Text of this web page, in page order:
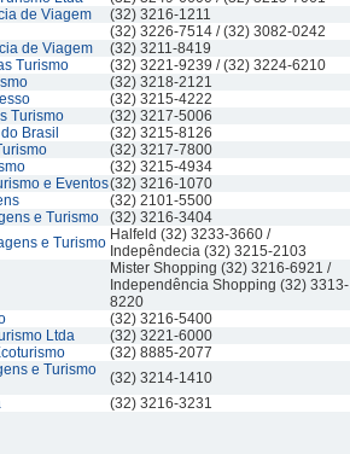
de Viagem
(32) 3216-1211
(32) 3226-7514 / (32) 3082-0242
de Viagem
(32) 3211-8419
Turismo
(32) 3221-9239 / (32) 3224-6210
(32) 3218-2121
(32) 3215-4222
Turismo
(32) 3217-5006
Brasil
(32) 3215-8126
(32) 3217-7800
(32) 3215-4934
e Eventos(32) 3216-1070
(32) 2101-5500
e Turismo
(32) 3216-3404
e Turismo Halfeld (32) 3233-3660 /
Indepêndecia (32) 3215-2103
Mister Shopping (32) 3216-6921 /
Independência Shopping (32) 3313-
8220
(32) 3216-5400
Ltda
(32) 3221-6000
(32) 8885-2077
e Turismo
(32) 3214-1410
(32) 3216-3231